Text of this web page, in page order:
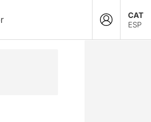
CAT
ESP